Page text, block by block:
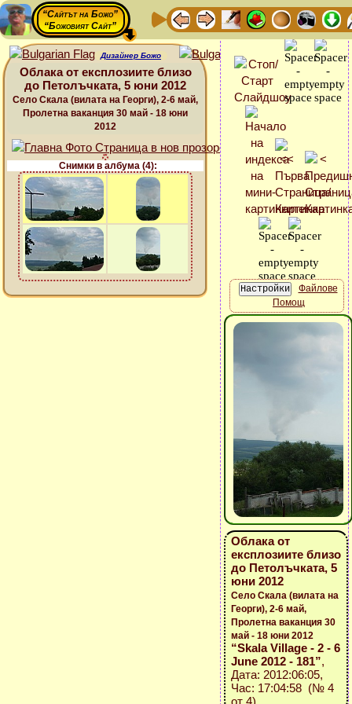
“Сайтът на Божо”
“Божовият Сайт”
Дизайнер Божо
Облака от експлозиите близо
до Петолъчката, 5 юни 2012
Село Скала (вилата на Георги), 2-6 май,
Пролетна ваканция 30 май - 18 юни
2012
Снимки в албума (4):
Файлове
Помощ
Облака от
експлозиите близо
до Петолъчката, 5
юни 2012
Село Скала (вилата на
Георги), 2-6 май,
Пролетна ваканция 30
май - 18 юни 2012
“Skala Village - 2 - 6
June 2012 - 181”,
Дата: 2012:06:05,
Час: 17:04:58 (№ 4
от 4)